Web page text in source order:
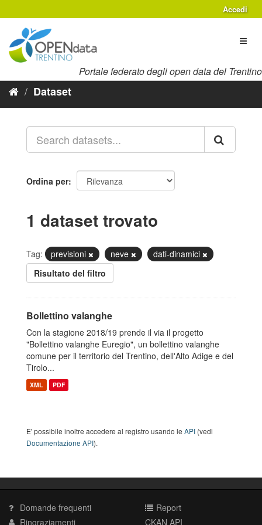
al
contenuto
Accedi
Portale federato degli open data del Trentino
Dataset
Ordina per
1 dataset trovato
Tag: previsioni neve
dati-dinamici
Risultato del filtro
Bollettino valanghe
Con la stagione 2018/19 prende il via il progetto
"Bollettino valanghe Euregio", un bollettino valanghe
comune per il territorio del Trentino, dell'Alto Adige e del
Tirolo...
XML PDF
E' possibile inoltre accedere al registro usando le API (vedi
Documentazione API).
Domande frequenti
Ringraziamenti
Report
CKAN API